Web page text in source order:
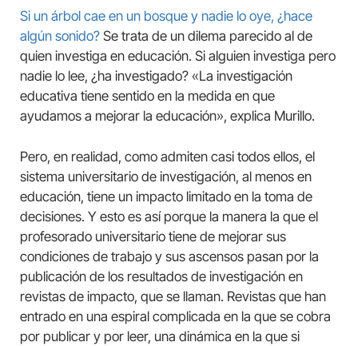
Si un árbol cae en un bosque y nadie lo oye, ¿hace
algún sonido? Se trata de un dilema parecido al de
quien investiga en educación. Si alguien investiga pero
nadie lo lee, ¿ha investigado? «La investigación
educativa tiene sentido en la medida en que
ayudamos a mejorar la educación», explica Murillo.
Pero, en realidad, como admiten casi todos ellos, el
sistema universitario de investigación, al menos en
educación, tiene un impacto limitado en la toma de
decisiones. Y esto es así porque la manera la que el
profesorado universitario tiene de mejorar sus
condiciones de trabajo y sus ascensos pasan por la
publicación de los resultados de investigación en
revistas de impacto, que se llaman. Revistas que han
entrado en una espiral complicada en la que se cobra
por publicar y por leer, una dinámica en la que si